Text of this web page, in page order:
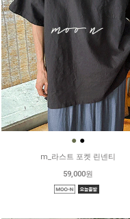
● ●
m_라스트 포켓 린넨티
59,000원